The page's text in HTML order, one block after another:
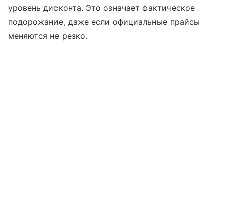
уровень дисконта. Это означает фактическое
подорожание, даже если официальные прайсы
меняются не резко.